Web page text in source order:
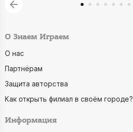
О Знаем Играем
О нас
Партнёрам
Защита авторства
Как открыть филиал в своём городе?
Информация